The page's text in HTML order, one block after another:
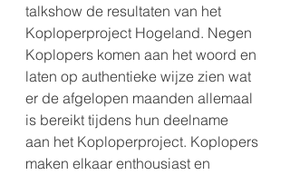
talkshow de resultaten van het
Koploperproject Hogeland. Negen
Koplopers komen aan het woord en
laten op authentieke wijze zien wat
er de afgelopen maanden allemaal
is bereikt tijdens hun deelname
aan het Koploperproject. Koplopers
maken elkaar enthousiast en